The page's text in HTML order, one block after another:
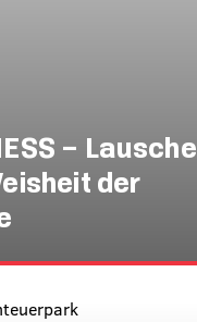
– Lausche
der